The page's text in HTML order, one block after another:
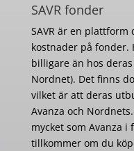
SAVR fonder
SAVR är en plattform
kostnader på fonder.
billigare än hos
Nordnet). Det finns
vilket är att deras
Avanza och
mycket som Avanza
tillkommer om du